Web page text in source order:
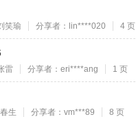
笑瑜 分享者：lin****020 4 页
雷 分享者：eri****ang 1 页
生 分享者：vm***89 8 页